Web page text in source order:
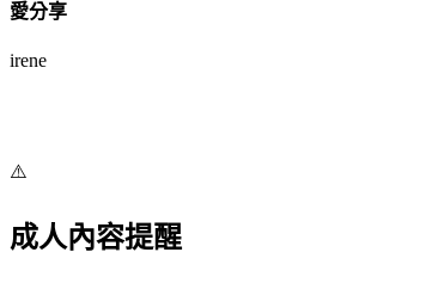
愛分享
irene
⚠️
成人內容提醒